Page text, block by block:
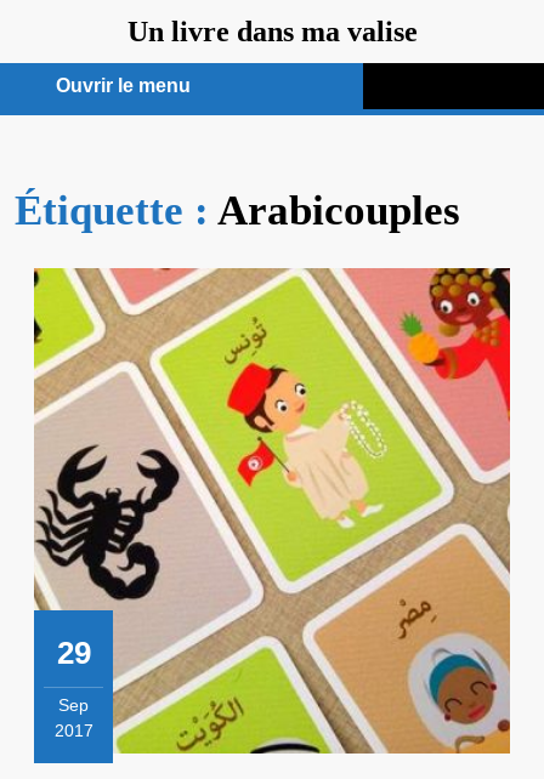
contenu
Un livre dans ma valise
Ouvrir le menu
menu
Étiquette : Arabicouples
29
Sep
2017